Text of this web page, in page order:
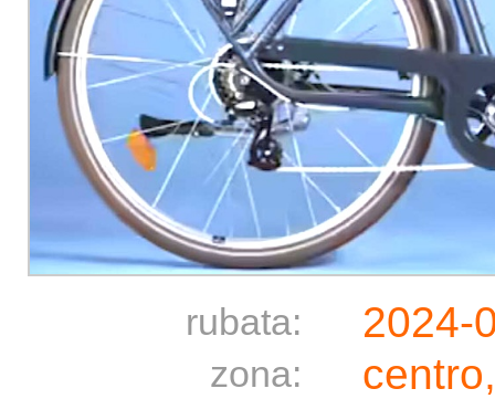
rubata: 2024-
zona: